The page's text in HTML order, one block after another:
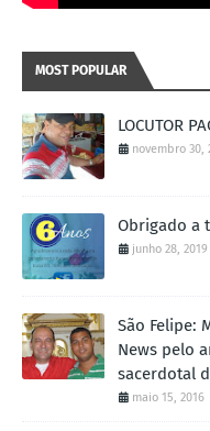
MOST POPULAR
LOCUTOR
novembro 30,
Obrigado a
junho 28, 2019
São Felipe:
News pelo
sacerdotal
maio 15, 2016